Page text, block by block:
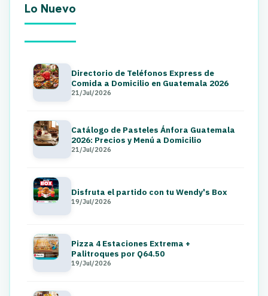
Lo Nuevo
Directorio de Teléfonos Express de
Comida a Domicilio en Guatemala 2026
21/Jul/2026
Catálogo de Pasteles Ánfora Guatemala
2026: Precios y Menú a Domicilio
21/Jul/2026
Disfruta el partido con tu Wendy's Box
19/Jul/2026
Pizza 4 Estaciones Extrema +
Palitroques por Q64.50
19/Jul/2026